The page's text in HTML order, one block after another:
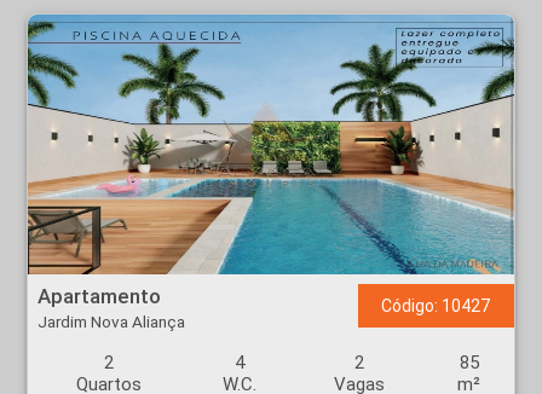
Apartamento - Jardim Nova Aliança - Ribeirão Preto
Apartamento
Jardim Nova Aliança
Código: 10427
2
Quartos
4
W.C.
2
Vagas
85
m²